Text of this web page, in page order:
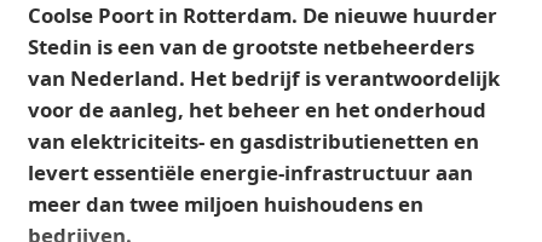
Coolse Poort in Rotterdam. De nieuwe huurder
Stedin is een van de grootste netbeheerders
van Nederland. Het bedrijf is verantwoordelijk
voor de aanleg, het beheer en het onderhoud
van elektriciteits- en gasdistributienetten en
levert essentiële energie‑infrastructuur aan
meer dan twee miljoen huishoudens en
bedrijven.